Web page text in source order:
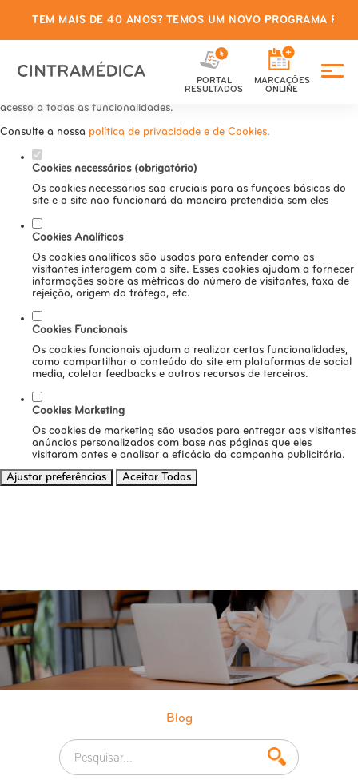
Defina as suas preferências de
cookies para este website.
Este website utiliza cookies estritamente necessários, analíticos e
acesso a todas as funcionalidades.
Consulte a nossa política de privacidade e de Cookies.
Cookies necessários (obrigatório)
Os cookies necessários são cruciais para as funções básicas do
site e o site não funcionará da maneira pretendida sem eles
Cookies Analíticos
Os cookies analíticos são usados para entender como os
visitantes interagem com o site. Esses cookies ajudam a fornecer
informações sobre as métricas do número de visitantes, taxa de
rejeição, origem do tráfego, etc.
Cookies Funcionais
Os cookies funcionais ajudam a realizar certas funcionalidades,
como compartilhar o conteúdo do site em plataformas de social
media, coletar feedbacks e outros recursos de terceiros.
Cookies Marketing
Os cookies de marketing são usados para entregar aos visitantes
anúncios personalizados com base nas páginas que eles
visitaram antes e analisar a eficácia da campanha publicitária.
Ajustar preferências
Aceitar Todos
TEM MAIS DE 40 ANOS? TEMOS UM NOVO PROGRAMA
PORTAL
RESULTADOS
MARCAÇÕES
ONLINE
Blog